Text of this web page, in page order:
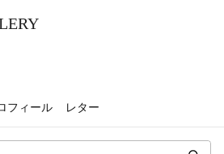
フィール レター